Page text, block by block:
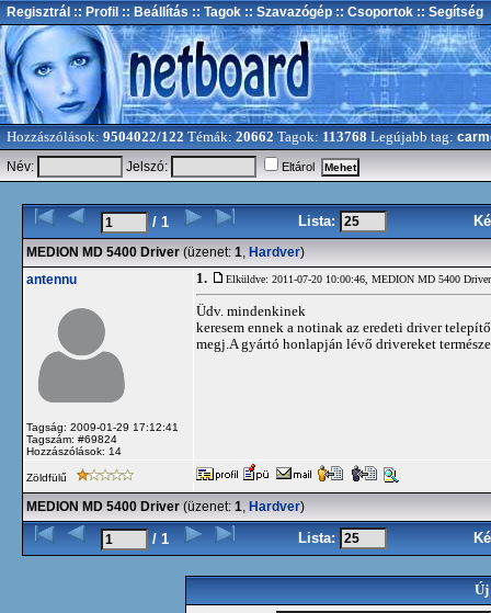
Regisztrál :: Profil :: Beállítás :: Tagok :: Szavazógép :: Csoportok :: Segítség
Hozzászólások: 9504022/122 Témák: 20662 Tagok: 113768 Legújabb tag:
Név:
Jelszó: Eltárol
/ 1 Lista:
MEDION MD 5400 Driver (üzenet: 1, Hardver)
antennu
Tagság: 2009-01-29 17:12:41
Tagszám: #69824
Hozzászólások: 14
1. Elküldve: 2011-07-20 10:00:46, MEDION MD 5400 Driver
Üdv. mindenkinek
keresem ennek a notinak az eredeti driver
megj.A gyártó honlapján lévő drivereket
Zöldfülű
MEDION MD 5400 Driver (üzenet: 1, Hardver)
/ 1 Lista:
Új